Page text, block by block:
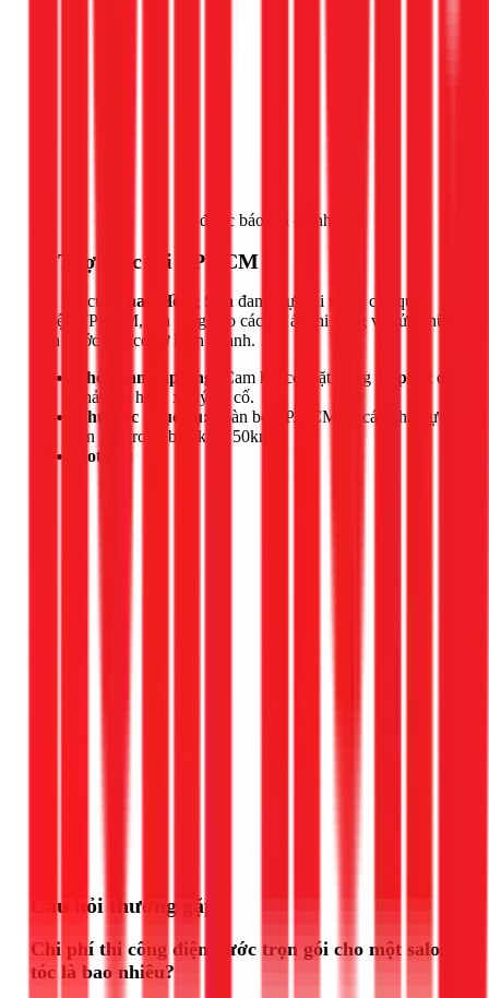
để được báo giá chính xác.
📍 Thợ trực tại TPHCM
Đội thợ của Phan Hồng Sơn đang trực tại tất cả các quận
huyện TPHCM, sẵn sàng cho các dự án thi công và sửa chữa
điện nước cho cơ sở kinh doanh.
Thời gian đáp ứng:
Cam kết có mặt trong 30 phút để
khảo sát hoặc xử lý sự cố.
Khu vực phục vụ:
Toàn bộ TP.HCM và các khu vực
lân cận trong bán kính 50km.
Hotline:
Câu hỏi thường gặp
Chi phí thi công điện nước trọn gói cho một salon
tóc là bao nhiêu?